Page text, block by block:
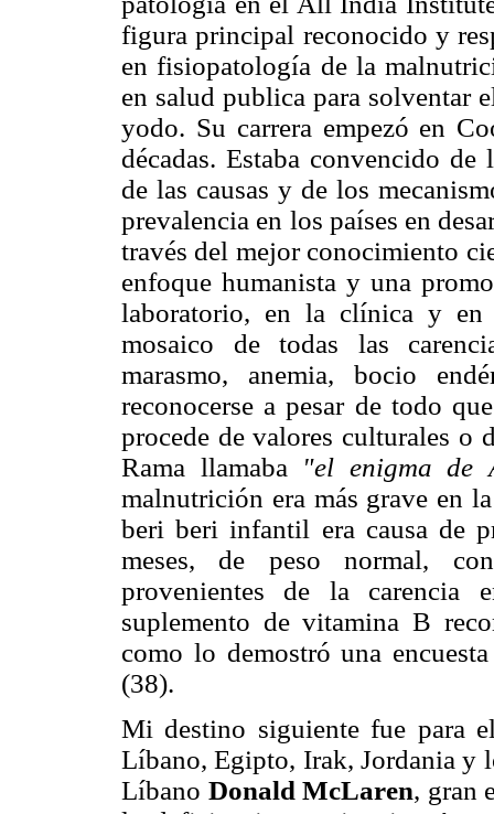
figura principal reconocido y
en fisiopatología de la
en salud publica para solventar
yodo. Su carrera empezó en
décadas. Estaba convencido
de las causas y de los
prevalencia en los países en
través del mejor conocimiento
enfoque humanista y una
laboratorio, en la clínica y
mosaico de todas las
marasmo, anemia, bocio
reconocerse a pesar de todo
procede de valores culturales o
Rama llamaba
"el enigma de
malnutrición era más grave en
beri beri infantil era causa de
meses, de peso normal,
provenientes de la carencia
suplemento de vitamina B
como lo demostró una
(38).
Mi destino siguiente fue para
Líbano, Egipto, Irak, Jordania y
Líbano Donald McLaren, gran